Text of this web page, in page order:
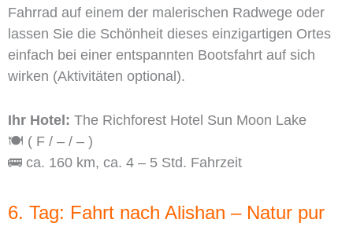
Fahrrad auf einem der malerischen Radwege oder
lassen Sie die Schönheit dieses einzigartigen Ortes
einfach bei einer entspannten Bootsfahrt auf sich
wirken (Aktivitäten optional).
Ihr Hotel: The Richforest Hotel Sun Moon Lake
🍽️ ( F / – / – )
🚌 ca. 160 km, ca. 4 – 5 Std. Fahrzeit
6. Tag: Fahrt nach Alishan – Natur pur